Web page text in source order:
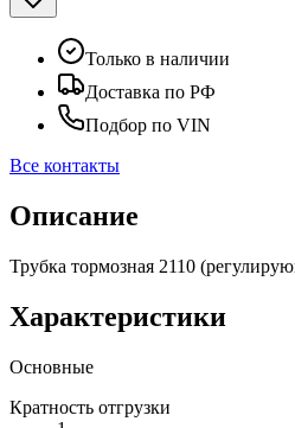
Только в наличии
Доставка по РФ
Подбор по VIN
Все контакты
Описание
Трубка тормозная 2110
Характеристики
Основные
Кратность отгрузки